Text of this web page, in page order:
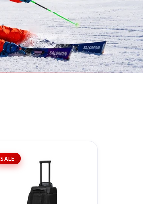
SALE
D_b_ Hugger Roller Bag 60L -
Black Out